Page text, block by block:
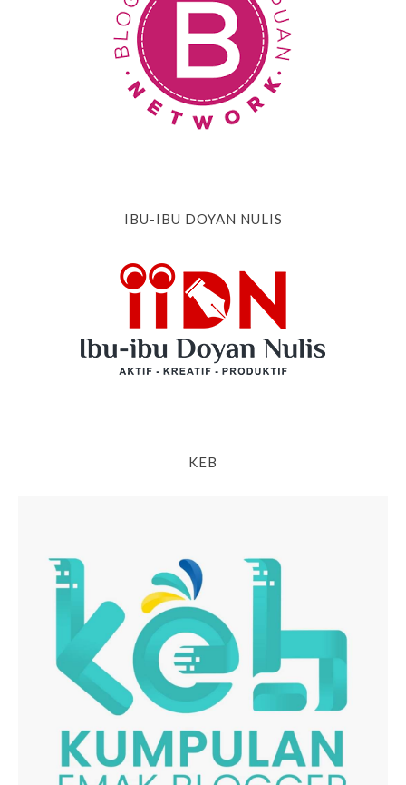
IBU-IBU DOYAN NULIS
KEB